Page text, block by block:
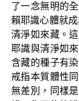
了一念無明的
賴耶識心體就
清淨如來藏。
耶識與清淨如
含藏的種子有
戒指本質體性
無差別，同樣